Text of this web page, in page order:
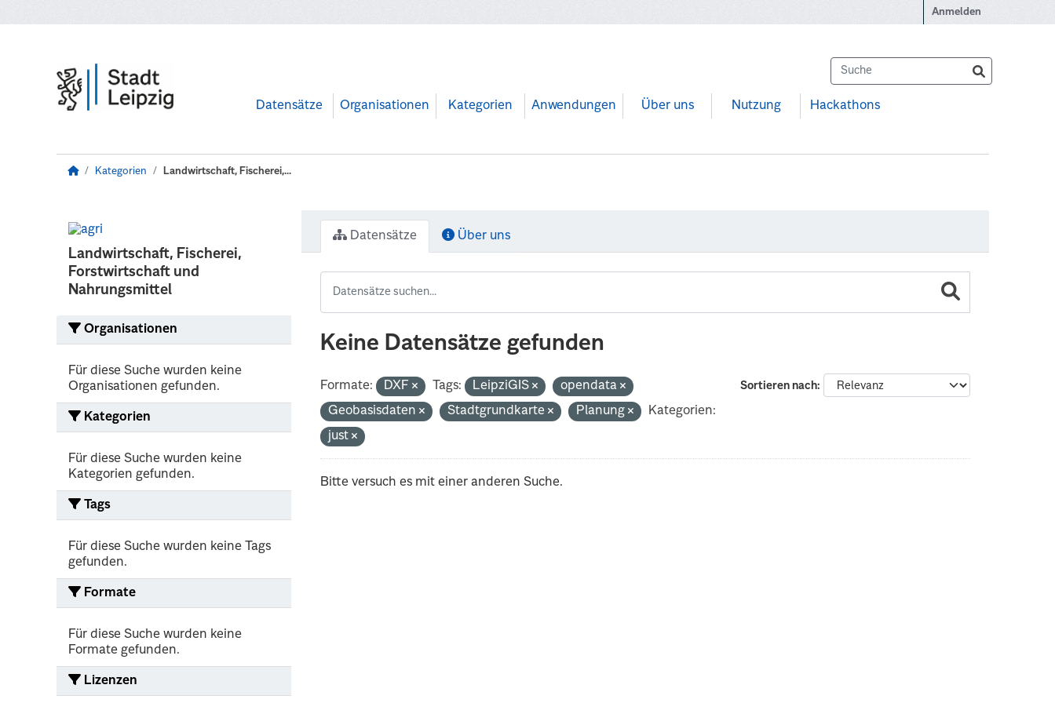
Anmelden
Datensätze Organisationen Kategorien Anwendungen Über uns Nutzung Hackathons
Kategorien Landwirtschaft, Fischerei,...
Landwirtschaft, Fischerei,
Forstwirtschaft und
Nahrungsmittel
Organisationen
Für diese Suche wurden keine
Organisationen gefunden.
Kategorien
Für diese Suche wurden keine
Kategorien gefunden.
Tags
Für diese Suche wurden keine Tags
gefunden.
Formate
Für diese Suche wurden keine
Formate gefunden.
Lizenzen
Datensätze Über uns
Keine Datensätze gefunden
Sortieren nach
Formate: DXF Tags: LeipziGIS
opendata
Geobasisdaten
Stadtgrundkarte Planung
Kategorien:
just
Bitte versuch es mit einer anderen Suche.